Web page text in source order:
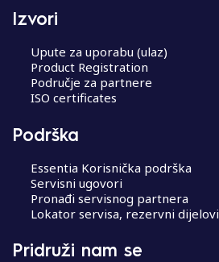
Izvori
Upute za uporabu (ulaz)
Product Registration
Područje za partnere
ISO certificates
Podrška
Essentia Korisnička podrška
Servisni ugovori
Pronađi servisnog partnera
Lokator servisa, rezervni dijelovi
Pridruži nam se